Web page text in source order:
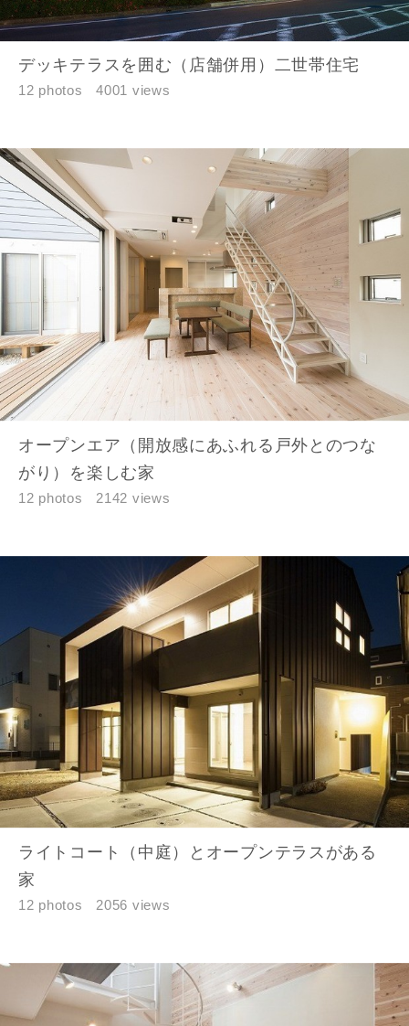
デッキテラスを囲む（店舗併用）二世帯住宅
12 photos 4001 views
オープンエア（開放感にあふれる戸外とのつな
がり）を楽しむ家
12 photos 2142 views
ライトコート（中庭）とオープンテラスがある
家
12 photos 2056 views
お名前
メールアドレス
郵便番号
-
都道府県
市区町村
町名